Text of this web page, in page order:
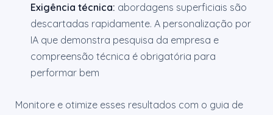
Exigência técnica: abordagens superficiais são
descartadas rapidamente. A personalização por
IA que demonstra pesquisa da empresa e
compreensão técnica é obrigatória para
performar bem
Monitore e otimize esses resultados com o guia de